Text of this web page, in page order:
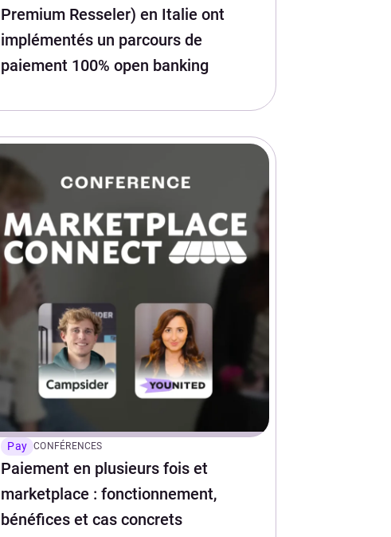
Premium Resseler) en Italie ont
implémentés un parcours de
paiement 100% open banking
Pay CONFÉRENCES
Paiement en plusieurs fois et
marketplace : fonctionnement,
bénéfices et cas concrets